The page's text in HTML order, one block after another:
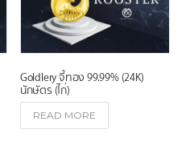
Goldlery จี้ทอง 99.99% (24K)
นักษัตร (ไก่)
READ MORE